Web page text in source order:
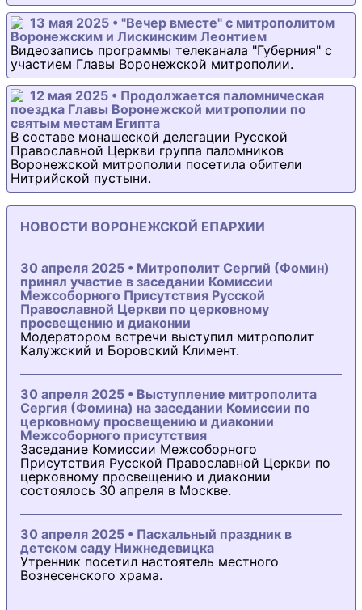
13 мая 2025 • "Вечер вместе" с митрополитом
Воронежским и Лискинским Леонтием
Видеозапись программы телеканала "Губерния" с
участием Главы Воронежской митрополии.
12 мая 2025 • Продолжается паломническая
поездка Главы Воронежской митрополии по
святым местам Египта
В составе монашеской делегации Русской
Православной Церкви группа паломников
Воронежской митрополии посетила обители
Нитрийской пустыни.
НОВОСТИ ВОРОНЕЖСКОЙ ЕПАРХИИ
30 апреля 2025 • Митрополит Сергий (Фомин)
принял участие в заседании Комиссии
Межсоборного Присутствия Русской
Православной Церкви по церковному
просвещению и диаконии
Модератором встречи выступил митрополит
Калужский и Боровский Климент.
30 апреля 2025 • Выступление митрополита
Сергия (Фомина) на заседании Комиссии по
церковному просвещению и диаконии
Межсоборного присутствия
Заседание Комиссии Межсоборного
Присутствия Русской Православной Церкви по
церковному просвещению и диаконии
состоялось 30 апреля в Москве.
30 апреля 2025 • Пасхальный праздник в
детском саду Нижнедевицка
Утренник посетил настоятель местного
Вознесенского храма.